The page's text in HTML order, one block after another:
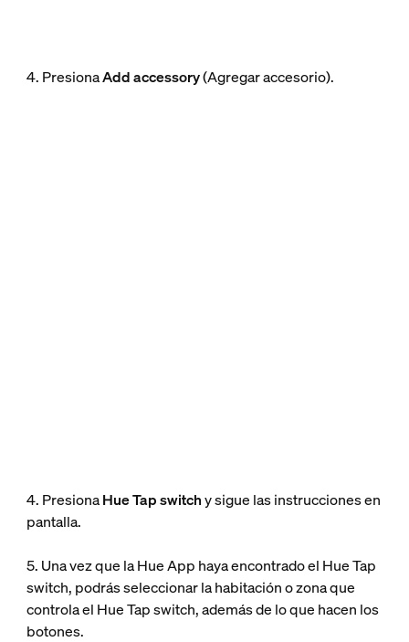
4. PresionaAdd accessory(Agregar accesorio).
4. PresionaHue Tap switchy sigue las instrucciones en
pantalla.
5. Una vez que la Hue App haya encontrado el Hue Tap
switch, podrás seleccionar la habitación o zona que
controla el Hue Tap switch, además de lo que hacen los
botones.